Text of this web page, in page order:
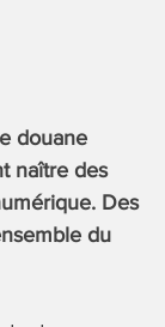
douane
naître des
Des
du